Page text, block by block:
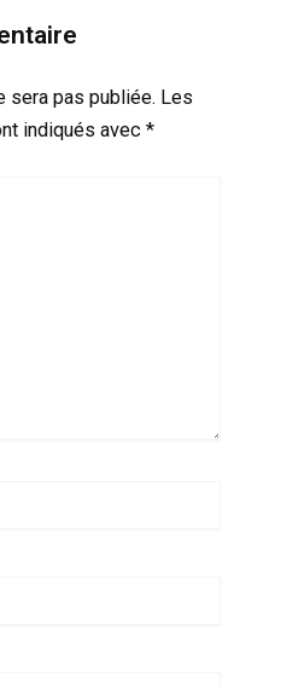
sera pas publiée. Les
indiqués avec *